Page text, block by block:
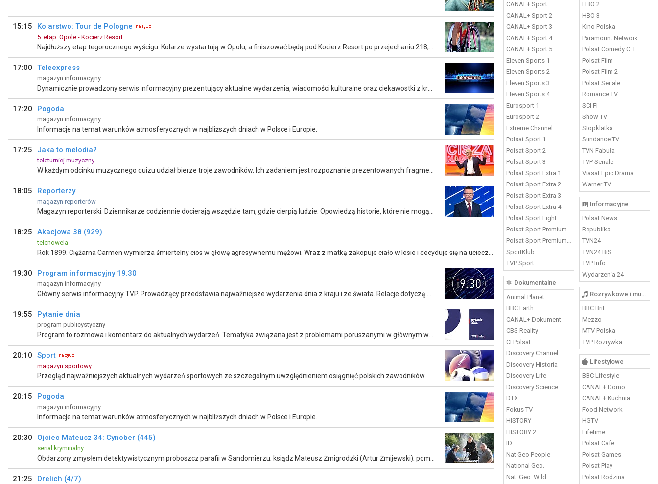
CANAL+ Sport
CANAL+ Sport 2
CANAL+ Sport 3
CANAL+ Sport 4
CANAL+ Sport 5
Eleven Sports 1
Eleven Sports 2
Eleven Sports 3
Eleven Sports 4
Eurosport 1
Eurosport 2
Extreme Channel
Polsat Sport 1
Polsat Sport 2
Polsat Sport 3
Polsat Sport Extra 1
Polsat Sport Extra 2
Polsat Sport Extra 3
Polsat Sport Extra 4
Polsat Sport Fight
Polsat Sport Premium 1
Polsat Sport Premium 2
SportKlub
TVP Sport
Dokumentalne
Animal Planet
BBC Earth
CANAL+ Dokument
CBS Reality
CI Polsat
Discovery Channel
Discovery Historia
Discovery Life
Discovery Science
DTX
Fokus TV
HISTORY
HISTORY 2
ID
Nat Geo People
National Geo.
Nat. Geo. Wild
HBO 2
HBO 3
Kino Polska
Paramount Network
Polsat Comedy C. E.
Polsat Film
Polsat Film 2
Polsat Seriale
Romance TV
SCI FI
Show TV
Stopklatka
Sundance TV
TVN Fabuła
TVP Seriale
Viasat Epic Drama
Warner TV
Informacyjne
Polsat News
Republika
TVN24
TVN24 BiS
TVP Info
Wydarzenia 24
Rozrywkowe i muzyczne
BBC Brit
Mezzo
MTV Polska
TVP Rozrywka
Lifestylowe
BBC Lifestyle
CANAL+ Domo
CANAL+ Kuchnia
Food Network
HGTV
Lifetime
Polsat Cafe
Polsat Games
Polsat Play
Polsat Rodzina
15:15 Kolarstwo: Tour de Pologne
5. etap: Opole - Kocierz Resort
17:00 Teleexpress
magazyn informacyjny
17:20 Pogoda
magazyn informacyjny
Informacje na temat warunków atmosferycznych w najbliższych dniach w Polsce i Europie.
17:25 Jaka to melodia?
teleturniej muzyczny
18:05 Reporterzy
magazyn reporterów
18:25 Akacjowa 38 (929)
telenowela
19:30 Program informacyjny 19.30
magazyn informacyjny
19:55 Pytanie dnia
program publicystyczny
20:10 Sport
magazyn sportowy
Przegląd najważniejszych aktualnych wydarzeń sportowych ze szczególnym uwzględnieniem osiągnięć polskich zawodników.
20:15 Pogoda
magazyn informacyjny
Informacje na temat warunków atmosferycznych w najbliższych dniach w Polsce i Europie.
20:30 Ojciec Mateusz 34: Cynober (445)
serial kryminalny
21:25 Drelich (4/7)